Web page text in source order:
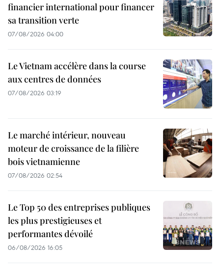
financier international pour financer
sa transition verte
07/08/2026 04:00
Le Vietnam accélère dans la course
aux centres de données
07/08/2026 03:19
Le marché intérieur, nouveau
moteur de croissance de la filière
bois vietnamienne
07/08/2026 02:54
Le Top 50 des entreprises publiques
les plus prestigieuses et
performantes dévoilé
06/08/2026 16:05